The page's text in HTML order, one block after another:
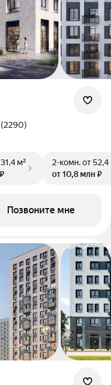
(2290)
м²
2-комн.от 52,4
от 10,8 млн ₽
Позвоните мне